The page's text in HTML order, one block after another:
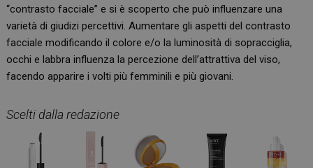
“contrasto facciale” e si è scoperto che può influenzare una
varietà di giudizi percettivi. Aumentare gli aspetti del contrasto
facciale modificando il colore e/o la luminosità di sopracciglia,
occhi e labbra influenza la percezione dell’attrattiva del viso,
facendo apparire i volti più femminili e più giovani.
Scelti dalla redazione